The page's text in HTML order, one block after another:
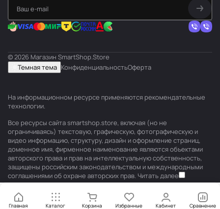
Главная Каталог Корзина Избранные Кабинет Сравнение
© 2026 Магазин SmartShop.Store
Темная тема КонфиденциальностьОферта
На информационном ресурсе применяются рекомендательные
технологии.
Все ресурсы сайта smartshop.store, включая (но не
ограничиваясь) текстовую, графическую, фотографическую и
видео информацию, структуру, дизайн и оформление страниц,
доменное имя, фирменное наименование являются объектами
авторского права и прав на интеллектуальную собственность,
защищены российским законодательством и международными
соглашениями об охране авторских прав. Читать далее